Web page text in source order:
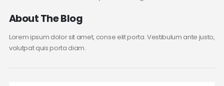
About The Blog
Lorem ipsum dolor sit amet, conse elit porta. Vestibulum ante justo,
volutpat quis porta diam.